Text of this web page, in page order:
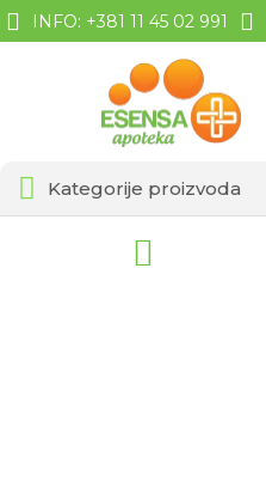
INFO: +381 11 45 02 991
Kategorije proizvoda